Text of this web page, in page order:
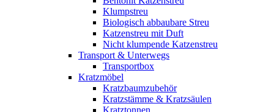
Klumpstreu
Biologisch abbaubare Streu
Katzenstreu mit Duft
Nicht klumpende Katzenstreu
Transport & Unterwegs
Transportbox
Kratzmöbel
Kratzbaumzubehör
Kratzstämme & Kratzsäulen
Kratztonnen